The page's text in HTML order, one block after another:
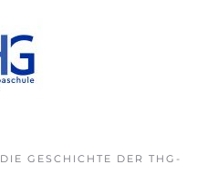
DIE GESCHICHTE DER THG-